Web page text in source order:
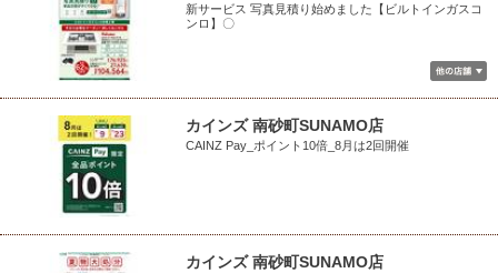
新サービス 写真見積り始めました【ビルトインガスコ
ンロ】〇
カインズ 南砂町SUNAMO店
CAINZ Pay_ポイント10倍_8月は2回開催
カインズ 南砂町SUNAMO店